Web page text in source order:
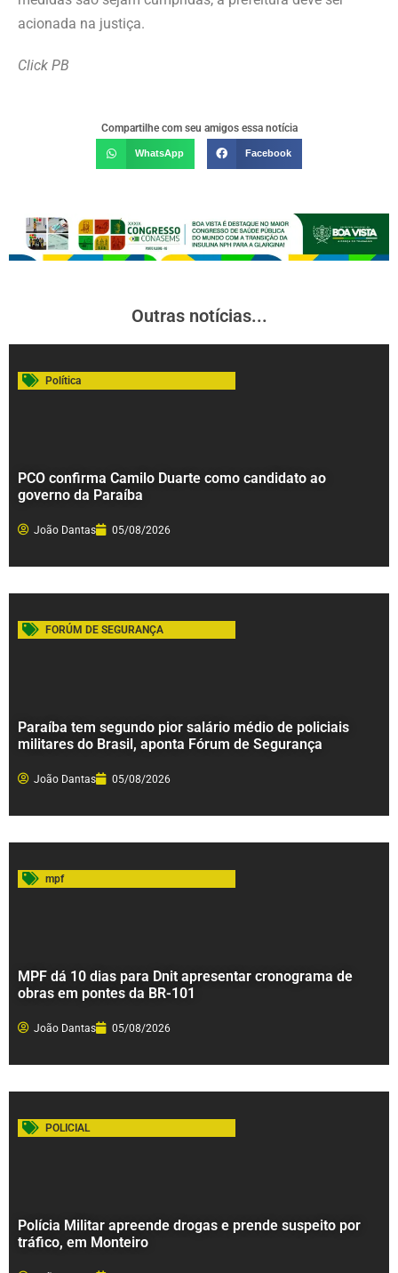
acionada na justiça.
Click PB
Compartilhe com seu amigos essa notícia
WhatsApp Facebook
Outras notícias...
Política
PCO confirma Camilo Duarte como candidato ao
governo da Paraíba
João Dantas 05/08/2026
FORÚM DE SEGURANÇA
Paraíba tem segundo pior salário médio de policiais
militares do Brasil, aponta Fórum de Segurança
João Dantas 05/08/2026
mpf
MPF dá 10 dias para Dnit apresentar cronograma de
obras em pontes da BR-101
João Dantas 05/08/2026
POLICIAL
Polícia Militar apreende drogas e prende suspeito por
tráfico, em Monteiro